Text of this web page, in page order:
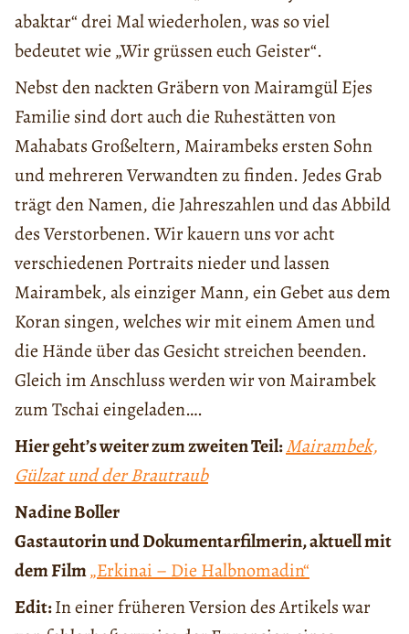
abaktar“ drei Mal wiederholen, was so viel
bedeutet wie „Wir grüssen euch Geister“.
Nebst den nackten Gräbern von Mairamgül Ejes
Familie sind dort auch die Ruhestätten von
Mahabats Großeltern, Mairambeks ersten Sohn
und mehreren Verwandten zu finden. Jedes Grab
trägt den Namen, die Jahreszahlen und das Abbild
des Verstorbenen. Wir kauern uns vor acht
verschiedenen Portraits nieder und lassen
Mairambek, als einziger Mann, ein Gebet aus dem
Koran singen, welches wir mit einem Amen und
die Hände über das Gesicht streichen beenden.
Gleich im Anschluss werden wir von Mairambek
zum Tschai eingeladen….
Hier geht’s weiter zum zweiten Teil:Mairambek,
Gülzat und der Brautraub
Nadine Boller
Gastautorin und Dokumentarfilmerin, aktuell mit
dem Film„Erkinai – Die Halbnomadin“
Edit:In einer früheren Version des Artikels war